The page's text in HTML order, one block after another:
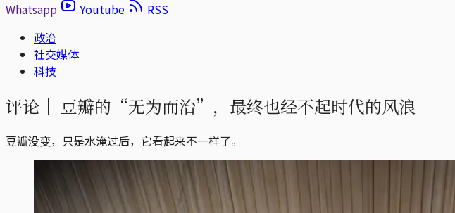
Whatsapp
Youtube
RSS
政治
社交媒体
科技
评论｜ 豆瓣的“无为而治”，最终也经不起时代的风浪
豆瓣没变，只是水淹过后，它看起来不一样了。